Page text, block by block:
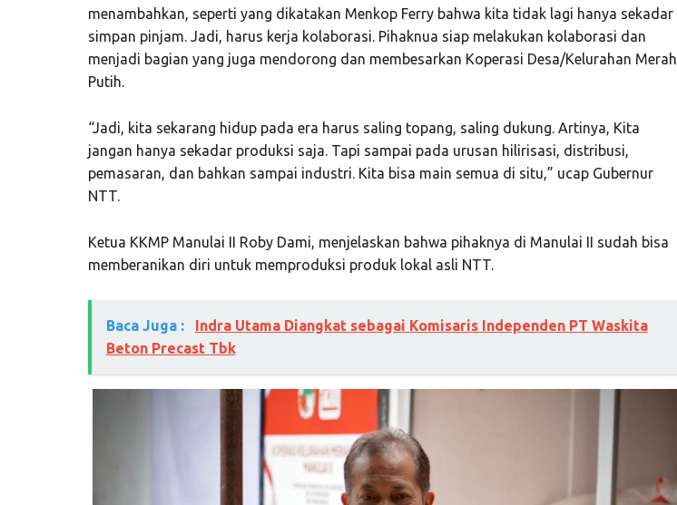
menambahkan, seperti yang dikatakan Menkop Ferry bahwa kita tidak lagi hanya sekadar
simpan pinjam. Jadi, harus kerja kolaborasi. Pihaknua siap melakukan kolaborasi dan
menjadi bagian yang juga mendorong dan membesarkan Koperasi Desa/Kelurahan Merah
Putih.
“Jadi, kita sekarang hidup pada era harus saling topang, saling dukung. Artinya, Kita
jangan hanya sekadar produksi saja. Tapi sampai pada urusan hilirisasi, distribusi,
pemasaran, dan bahkan sampai industri. Kita bisa main semua di situ,” ucap Gubernur
NTT.
Ketua KKMP Manulai II Roby Dami, menjelaskan bahwa pihaknya di Manulai II sudah bisa
memberanikan diri untuk memproduksi produk lokal asli NTT.
Baca Juga :
Indra Utama Diangkat sebagai Komisaris Independen PT Waskita
Beton Precast Tbk